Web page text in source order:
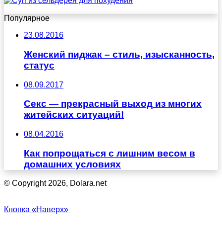
Популярное
23.08.2016
Женский пиджак – стиль, изысканность,
статус
08.09.2017
Секс — прекрасный выход из многих
житейских ситуаций!
08.04.2016
Как попрощаться с лишним весом в
домашних условиях
© Copyright 2026, Dolara.net
Кнопка «Наверх»